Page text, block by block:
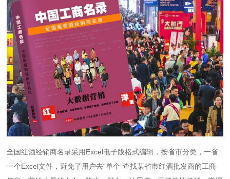
全国红酒经销商名录采用Excel电子版格式编辑，按省市分类，一省
一个Excel文件，避免了用户去“单个”查找某省市红酒批发商的工商